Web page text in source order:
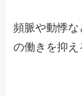
頻脈や動悸
の働きを抑え